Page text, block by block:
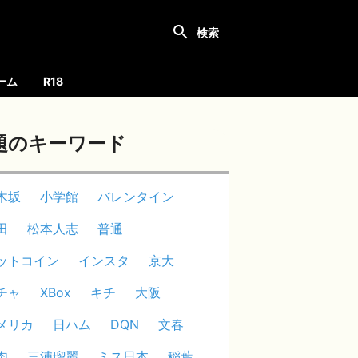
ム R18
のキーワード
坂 小学館
バレンタイン
松本人志
普通
トコイン
インスタ
京大
ャ
XBox キチ
大阪
リカ
日ハム DQN
文春